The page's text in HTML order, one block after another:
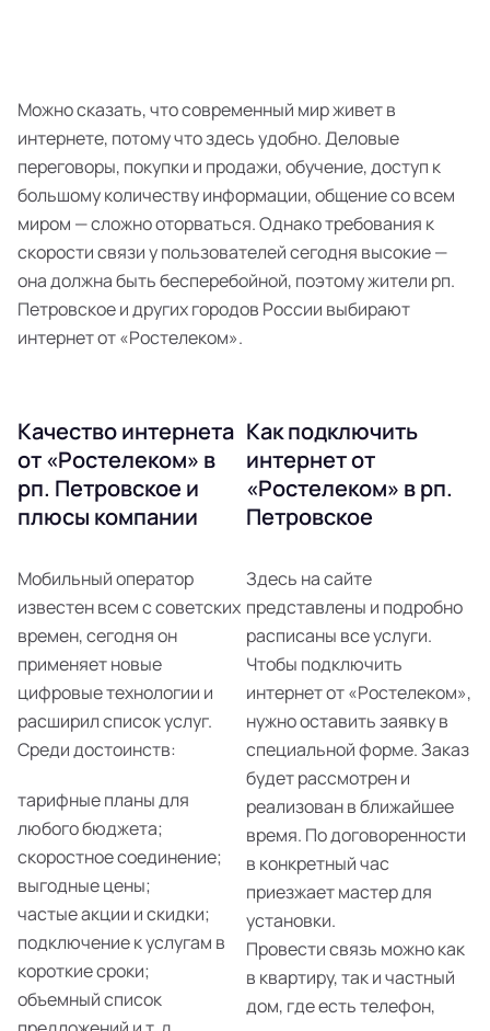
Можно сказать, что современный мир живет в
интернете, потому что здесь удобно. Деловые
переговоры, покупки и продажи, обучение, доступ к
большому количеству информации, общение со всем
миром — сложно оторваться. Однако требования к
скорости связи у пользователей сегодня высокие —
она должна быть бесперебойной, поэтому жители рп.
Петровское и других городов России выбирают
интернет от «Ростелеком».
Качество интернета
от «Ростелеком» в
рп. Петровское и
плюсы компании
Мобильный оператор
известен всем с советских
времен, сегодня он
применяет новые
цифровые технологии и
расширил список услуг.
Среди достоинств:
тарифные планы для
любого бюджета;
скоростное соединение;
выгодные цены;
частые акции и скидки;
подключение к услугам в
короткие сроки;
объемный список
Как подключить
интернет от
«Ростелеком» в рп.
Петровское
Здесь на сайте
представлены и подробно
расписаны все услуги.
Чтобы подключить
интернет от «Ростелеком»,
нужно оставить заявку в
специальной форме. Заказ
будет рассмотрен и
реализован в ближайшее
время. По договоренности
в конкретный час
приезжает мастер для
установки.
Провести связь можно как
в квартиру, так и частный
дом, где есть телефон,